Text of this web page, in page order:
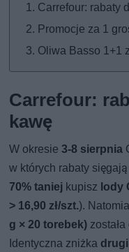
Carrefour: rabaty
Promocje za 1
Oliwa Basso 1+1
Carrefour:
kawę
W okresie3-8 sierpnia
w których rabaty
70% taniej kupisz lody
> 16,90 zł/szt.).
g × 20 torebek)
Identyczna zniżka